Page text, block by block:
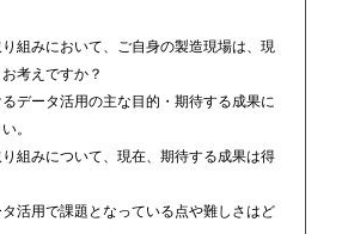
組みにおいて、ご自身の製造現場は、現
考えですか？
データ活用の主な目的・期待する成果に
。
組みについて、現在、期待する成果は得
活用で課題となっている点や難しさはど